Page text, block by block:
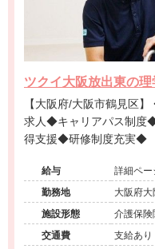
ツクイ大阪放出東の
【大阪府/大阪市鶴見区】 ◆全国展開の大手法人デイサービス
求人◆キャリアパス制度
得支援◆研修制度充実◆
給与
詳細ペー
勤務地
大阪府
施設形態
介護保険
交通費
支給あり